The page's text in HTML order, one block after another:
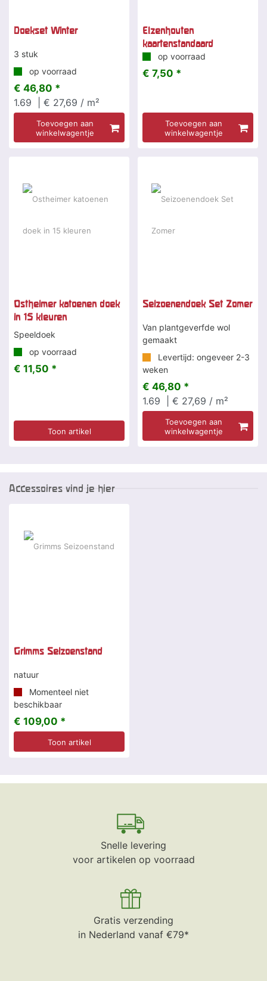
Doekset Winter
3 stuk
op voorraad
€ 46,80 *
1.69
| € 27,69 / m²
Toevoegen aan
winkelwagentje
Elzenhouten
kaartenstandaard
op voorraad
€ 7,50 *
Toevoegen aan
winkelwagentje
Ostheimer katoenen doek
in 15 kleuren
Speeldoek
op voorraad
€ 11,50 *
Toon artikel
Seizoenendoek Set Zomer
Van plantgeverfde wol
gemaakt
Levertijd: ongeveer 2-3
weken
€ 46,80 *
1.69
| € 27,69 / m²
Toevoegen aan
winkelwagentje
Accessoires vind je hier
Grimms Seizoenstand
natuur
Momenteel niet
beschikbaar
€ 109,00 *
Toon artikel
Snelle levering
voor artikelen op voorraad
Gratis verzending
in Nederland vanaf €79*